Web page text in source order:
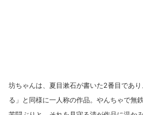
坊ちゃんは、夏目漱石が書いた2番目であ
る」と同様に一人称の作品。やんちゃで無